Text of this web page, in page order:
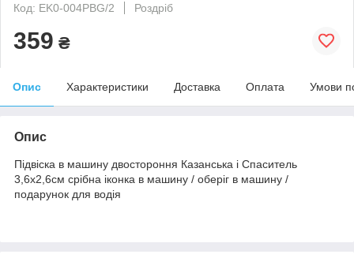
Код: EK0-004PBG/2
Роздріб
359 ₴
Опис Характеристики Доставка Оплата Умови
Опис
Підвіска в машину двостороння Казанська і Спаситель
3,6х2,6см срібна іконка в машину / оберіг в машину /
подарунок для водія